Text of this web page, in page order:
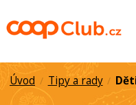
Úvod / Tipy a rady /